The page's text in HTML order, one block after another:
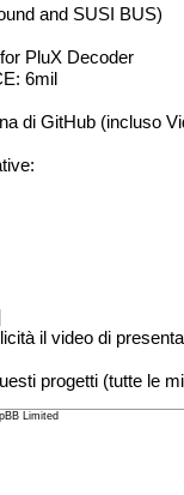
and SUSI BUS)
PluX Decoder
6mil
di GitHub (incluso
il video di
progetti (tutte le
Limited